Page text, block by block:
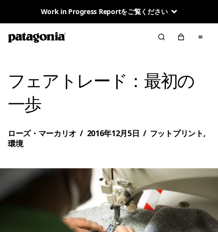
地球が私たちの唯一の株主
フェアトレード：最初の
一歩
ローズ・マーカリオ / 2016年12月5日 / フットプリント,
環境